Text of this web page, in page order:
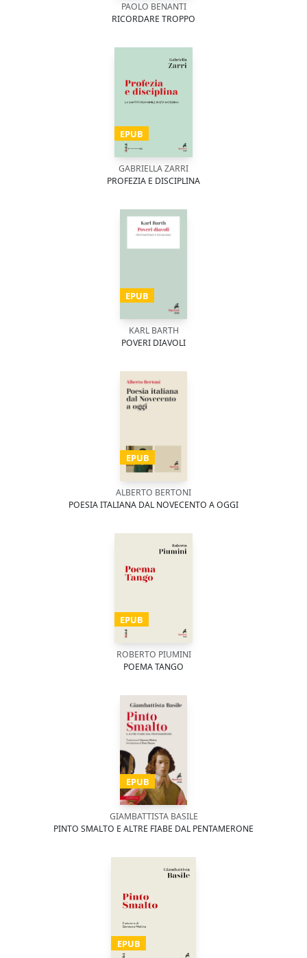
PAOLO BENANTI
RICORDARE TROPPO
EPUB
GABRIELLA ZARRI
PROFEZIA E DISCIPLINA
EPUB
KARL BARTH
POVERI DIAVOLI
EPUB
ALBERTO BERTONI
POESIA ITALIANA DAL NOVECENTO A OGGI
EPUB
ROBERTO PIUMINI
POEMA TANGO
EPUB
GIAMBATTISTA BASILE
PINTO SMALTO E ALTRE FIABE DAL PENTAMERONE
EPUB